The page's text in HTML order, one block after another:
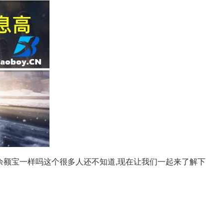
宝一样吗这个很多人还不知道,现在让我们一起来了解下